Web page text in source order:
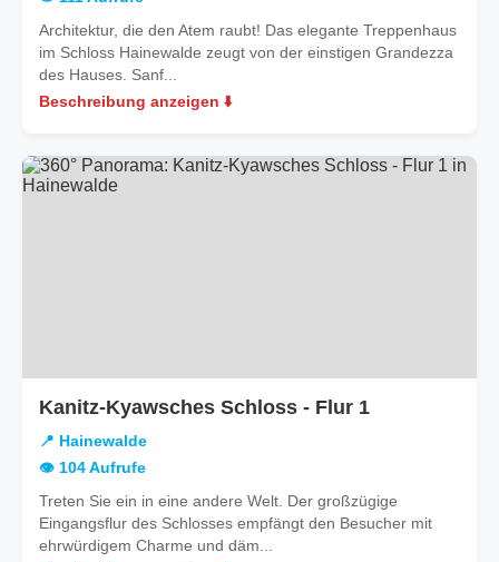
Architektur, die den Atem raubt! Das elegante Treppenhaus
im Schloss Hainewalde zeugt von der einstigen Grandezza
des Hauses. Sanf...
Beschreibung anzeigen ⬇️
Kanitz-Kyawsches Schloss - Flur 1
📍 Hainewalde
👁️ 104 Aufrufe
Treten Sie ein in eine andere Welt. Der großzügige
Eingangsflur des Schlosses empfängt den Besucher mit
ehrwürdigem Charme und däm...